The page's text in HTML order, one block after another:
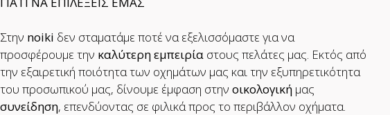
Στην noiki δεν σταματάμε ποτέ να εξελισσόμαστε για να
προσφέρουμε την καλύτερη εμπειρία στους πελάτες μας. Εκτός από
την εξαιρετική ποιότητα των οχημάτων μας και την εξυπηρετικότητα
του προσωπικού μας, δίνουμε έμφαση στην οικολογική μας
συνείδηση, επενδύοντας σε φιλικά προς το περιβάλλον οχήματα.